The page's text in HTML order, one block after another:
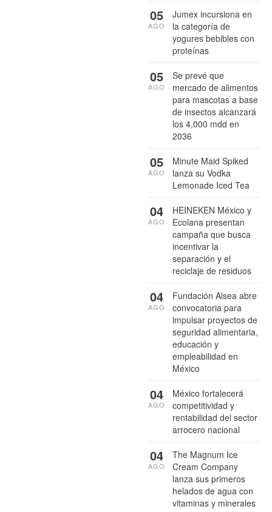
Jumex incursiona en
la categoría de
yogures bebibles con
proteínas
05
AGO
Se prevé que
mercado de alimentos
para mascotas a base
de insectos alcanzará
los 4,000 mdd en
2036
05
AGO
Minute Maid Spiked
lanza su Vodka
Lemonade Iced Tea
05
AGO
HEINEKEN México y
Ecolana presentan
campaña que busca
incentivar la
separación y el
reciclaje de residuos
04
AGO
Fundación Alsea abre
convocatoria para
impulsar proyectos de
seguridad alimentaria,
educación y
empleabilidad en
México
04
AGO
México fortalecerá
competitividad y
rentabilidad del sector
arrocero nacional
04
AGO
The Magnum Ice
Cream Company
lanza sus primeros
helados de agua con
vitaminas y minerales
04
AGO